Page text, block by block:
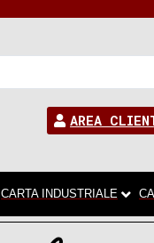
AREA
CARTA INDUSTRIALE